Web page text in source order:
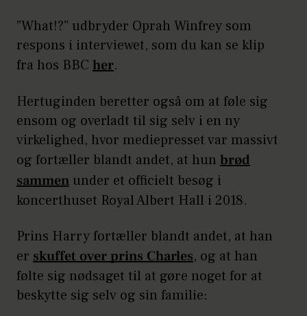
”What!?” udbryder Oprah Winfrey som
respons i interviewet, som du kan se klip
fra hos BBC her.
Hertuginden beretter også om at føle sig
ensom og overladt til sig selv i en ny
virkelighed, hvor mediepresset var massivt
og fortæller blandt andet, at hun brød
sammen under et officielt besøg i
koncerthuset Royal Albert Hall i 2018.
Prins Harry fortæller blandt andet, at han
er skuffet over prins Charles, og at han
følte sig nødsaget til at gøre noget for at
beskytte sig selv og sin familie: